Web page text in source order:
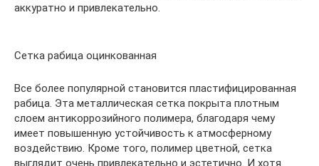
аккуратно и привлекательно.
Сетка рабица оцинкованная
Все более популярной становится пластифицированная
рабица. Эта металлическая сетка покрыта плотным
слоем антикоррозийного полимера, благодаря чему
имеет повышенную устойчивость к атмосферному
воздействию. Кроме того, полимер цветной, сетка
выглядит очень привлекательно и эстетично. И хотя